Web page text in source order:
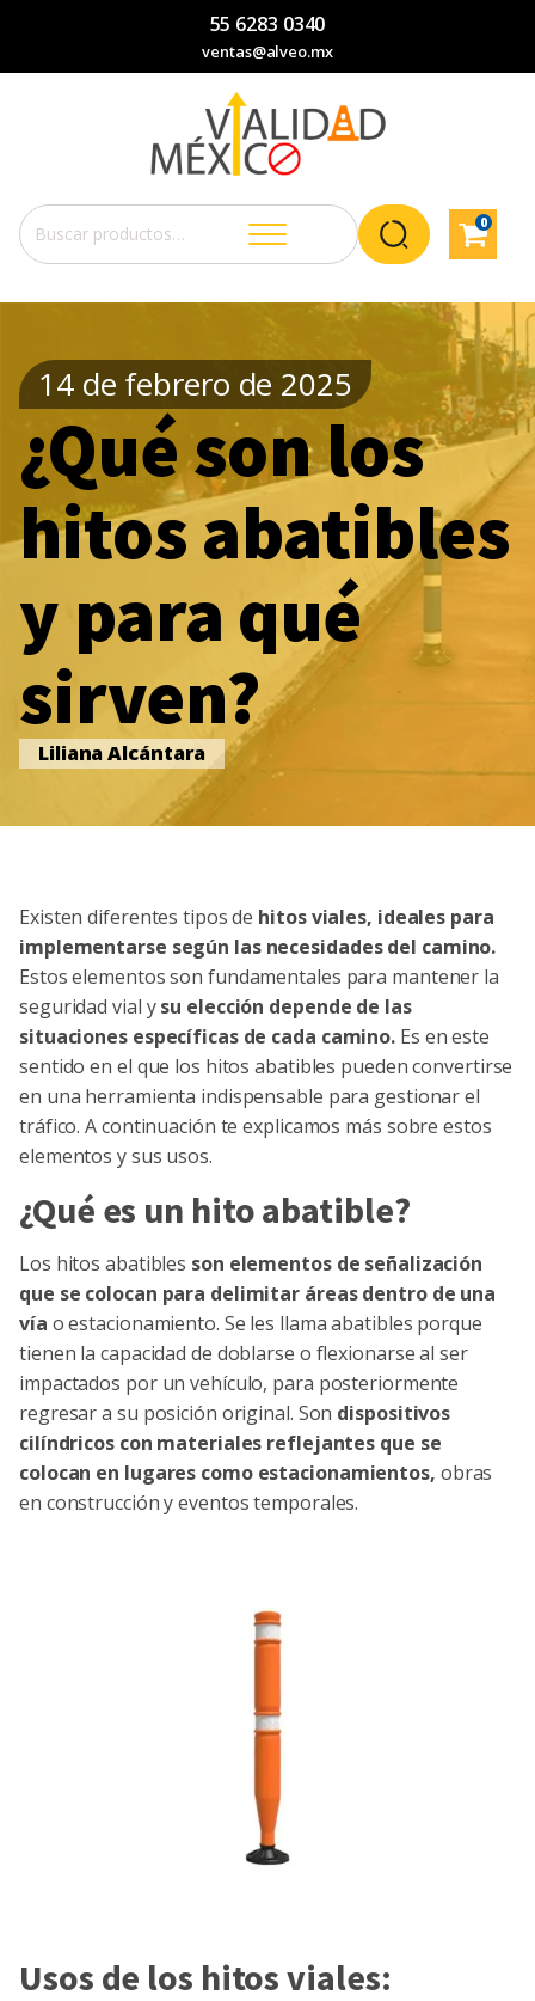
55 6283 0340
ventas@alveo.mx
Buscar
por:
0
14 de febrero de 2025
¿Qué son los
hitos abatibles
y para qué
sirven?
Liliana Alcántara
Existen diferentes tipos de hitos viales, ideales para
implementarse según las necesidades del camino.
Estos elementos son fundamentales para mantener la
seguridad vial ysu elección depende de las
situaciones específicas de cada camino. Es en este
sentido en el que los hitos abatibles pueden convertirse
en una herramienta indispensable para gestionar el
tráfico. A continuación te explicamos más sobre estos
elementos y sus usos.
¿Qué es un hito abatible?
Los hitos abatibles son elementos de señalización
que se colocan para delimitar áreas dentro de una
vía o estacionamiento. Se les llama abatibles porque
tienen la capacidad de doblarse o flexionarse al ser
impactados por un vehículo, para posteriormente
regresar a su posición original. Son dispositivos
cilíndricos con materiales reflejantes que se
colocan en lugares como estacionamientos, obras
en construcción y eventos temporales.
Usos de los hitos viales: